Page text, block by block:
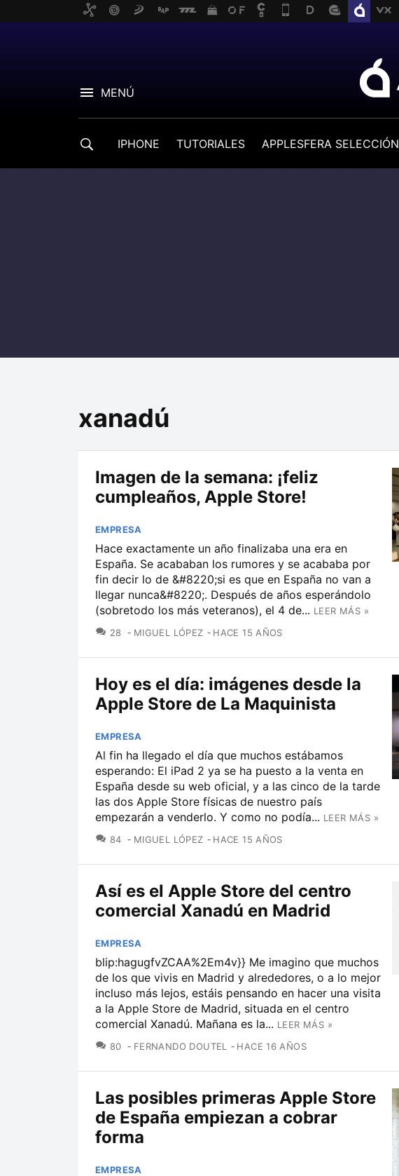
MENÚ
IPHONE TUTORIALES APPLESFERA SELECCIÓN
xanadú
Imagen de la semana: ¡feliz
cumpleaños, Apple Store!
EMPRESA
Hace exactamente un año finalizaba una era en
España. Se acababan los rumores y se acababa por
fin decir lo de &#8220;si es que en España no van a
llegar nunca&#8220;. Después de años esperándolo
(sobretodo los más veteranos), el 4 de... LEER MÁS »
28 COMENTARIOS
MIGUEL LÓPEZ HACE 15 AÑOS
Hoy es el día: imágenes desde la
Apple Store de La Maquinista
EMPRESA
Al fin ha llegado el día que muchos estábamos
esperando: El iPad 2 ya se ha puesto a la venta en
España desde su web oficial, y a las cinco de la tarde
las dos Apple Store físicas de nuestro país
empezarán a venderlo. Y como no podía... LEER MÁS »
84 COMENTARIOS
MIGUEL LÓPEZ HACE 15 AÑOS
Así es el Apple Store del centro
comercial Xanadú en Madrid
EMPRESA
blip:hagugfvZCAA%2Em4v}} Me imagino que muchos
de los que vivis en Madrid y alrededores, o a lo mejor
incluso más lejos, estáis pensando en hacer una visita
a la Apple Store de Madrid, situada en el centro
comercial Xanadú. Mañana es la... LEER MÁS »
80 COMENTARIOS
FERNANDO DOUTEL HACE 16 AÑOS
Las posibles primeras Apple Store
de España empiezan a cobrar
forma
EMPRESA